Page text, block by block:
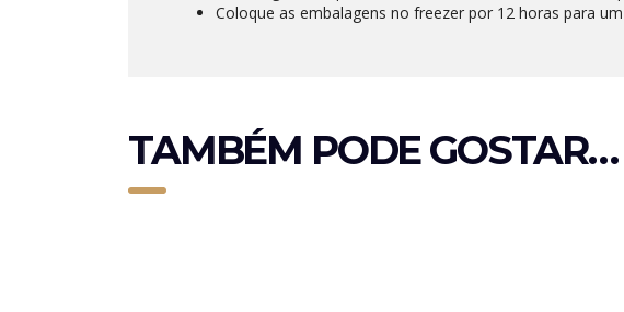
Coloque as embalagens no freezer por 12 horas para
TAMBÉM PODE GOSTAR…